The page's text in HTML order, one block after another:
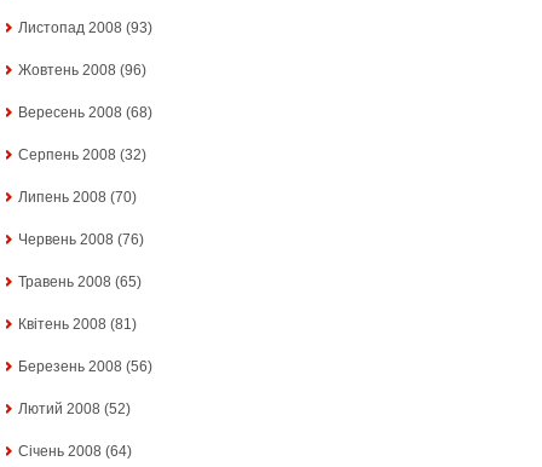
Листопад 2008 (93)
Жовтень 2008 (96)
Вересень 2008 (68)
Серпень 2008 (32)
Липень 2008 (70)
Червень 2008 (76)
Травень 2008 (65)
Квітень 2008 (81)
Березень 2008 (56)
Лютий 2008 (52)
Січень 2008 (64)